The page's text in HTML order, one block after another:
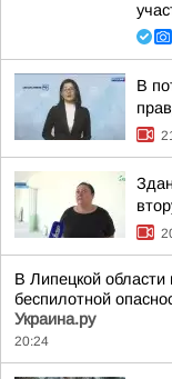
В
В Липецкой
беспилотной
Украина.ру
20:24